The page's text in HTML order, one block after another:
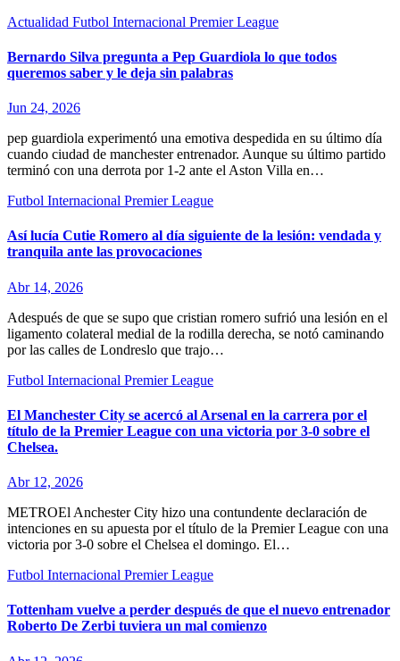
Actualidad Futbol Internacional Premier League
Bernardo Silva pregunta a Pep Guardiola lo que todos
queremos saber y le deja sin palabras
Jun 24, 2026
pep guardiola experimentó una emotiva despedida en su último día
cuando ciudad de manchester entrenador. Aunque su último partido
terminó con una derrota por 1-2 ante el Aston Villa en…
Futbol Internacional Premier League
Así lucía Cutie Romero al día siguiente de la lesión: vendada y
tranquila ante las provocaciones
Abr 14, 2026
Adespués de que se supo que cristian romero sufrió una lesión en el
ligamento colateral medial de la rodilla derecha, se notó caminando
por las calles de Londreslo que trajo…
Futbol Internacional Premier League
El Manchester City se acercó al Arsenal en la carrera por el
título de la Premier League con una victoria por 3-0 sobre el
Chelsea.
Abr 12, 2026
METROEl Anchester City hizo una contundente declaración de
intenciones en su apuesta por el título de la Premier League con una
victoria por 3-0 sobre el Chelsea el domingo. El…
Futbol Internacional Premier League
Tottenham vuelve a perder después de que el nuevo entrenador
Roberto De Zerbi tuviera un mal comienzo